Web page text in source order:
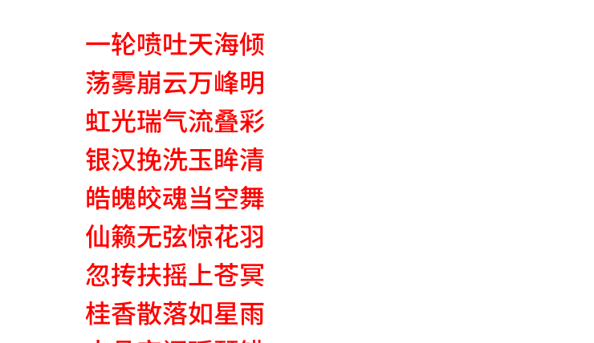
一轮喷吐天海倾
荡雾崩云万峰明
虹光瑞气流叠彩
银汉挽洗玉眸清
皓魄皎魂当空舞
仙籁无弦惊花羽
忽抟扶摇上苍冥
桂香散落如星雨